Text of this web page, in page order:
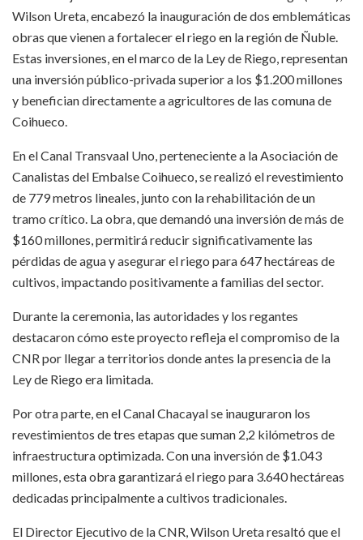
Wilson Ureta, encabezó la inauguración de dos emblemáticas
obras que vienen a fortalecer el riego en la región de Ñuble.
Estas inversiones, en el marco de la Ley de Riego, representan
una inversión público-privada superior a los $1.200 millones
y benefician directamente a agricultores de las comuna de
Coihueco.
En el Canal Transvaal Uno, perteneciente a la Asociación de
Canalistas del Embalse Coihueco, se realizó el revestimiento
de 779 metros lineales, junto con la rehabilitación de un
tramo crítico. La obra, que demandó una inversión de más de
$160 millones, permitirá reducir significativamente las
pérdidas de agua y asegurar el riego para 647 hectáreas de
cultivos, impactando positivamente a familias del sector.
Durante la ceremonia, las autoridades y los regantes
destacaron cómo este proyecto refleja el compromiso de la
CNR por llegar a territorios donde antes la presencia de la
Ley de Riego era limitada.
Por otra parte, en el Canal Chacayal se inauguraron los
revestimientos de tres etapas que suman 2,2 kilómetros de
infraestructura optimizada. Con una inversión de $1.043
millones, esta obra garantizará el riego para 3.640 hectáreas
dedicadas principalmente a cultivos tradicionales.
El Director Ejecutivo de la CNR, Wilson Ureta resaltó que el